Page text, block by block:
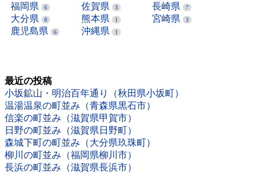
福岡県 6 佐賀県 3 長崎県 7
大分県 8 熊本県 1 宮崎県 3
鹿児島県 6 沖縄県 1
最近の投稿
小坂鉱山・明治百年通り（秋田県小坂町）
温湯温泉の町並み（青森県黒石市）
信楽の町並み（滋賀県甲賀市）
日野の町並み（滋賀県日野町）
森城下町の町並み（大分県玖珠町）
柳川の町並み（福岡県柳川市）
長浜の町並み（滋賀県長浜市）